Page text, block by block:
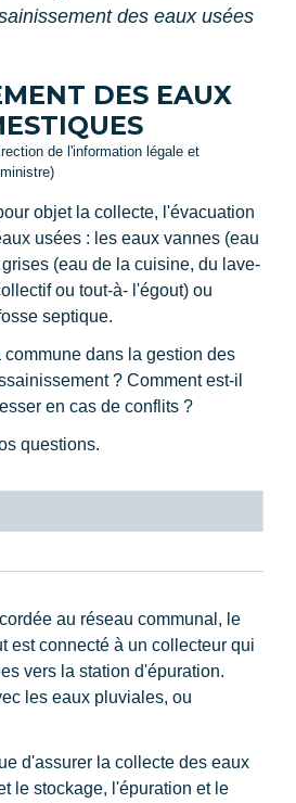
des eaux usées
DES EAUX
de l'information légale et
objet la collecte, l'évacuation
usées : les eaux vannes (eau
(eau de la cuisine, du lave-
ou tout-à- l'égout) ou
septique.
dans la gestion des
? Comment est-il
en cas de conflits ?
questions.
au réseau communal, le
est connecté à un collecteur qui
vers la station d'épuration.
les eaux pluviales, ou
d'assurer la collecte des eaux
le stockage, l'épuration et le